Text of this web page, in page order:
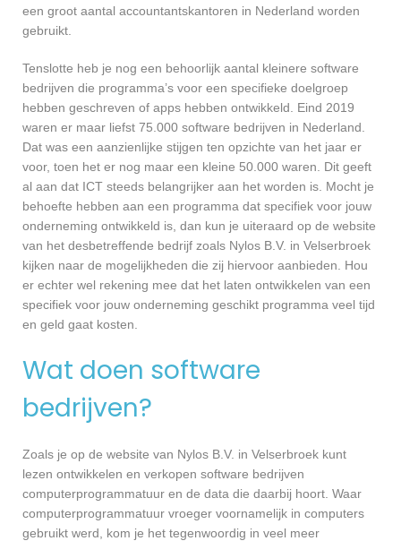
een groot aantal accountantskantoren in Nederland worden
gebruikt.
Tenslotte heb je nog een behoorlijk aantal kleinere software
bedrijven die programma’s voor een specifieke doelgroep
hebben geschreven of apps hebben ontwikkeld. Eind 2019
waren er maar liefst 75.000 software bedrijven in Nederland.
Dat was een aanzienlijke stijgen ten opzichte van het jaar er
voor, toen het er nog maar een kleine 50.000 waren. Dit geeft
al aan dat ICT steeds belangrijker aan het worden is. Mocht je
behoefte hebben aan een programma dat specifiek voor jouw
onderneming ontwikkeld is, dan kun je uiteraard op de website
van het desbetreffende bedrijf zoals Nylos B.V. in Velserbroek
kijken naar de mogelijkheden die zij hiervoor aanbieden. Hou
er echter wel rekening mee dat het laten ontwikkelen van een
specifiek voor jouw onderneming geschikt programma veel tijd
en geld gaat kosten.
Wat doen software
bedrijven?
Zoals je op de website van Nylos B.V. in Velserbroek kunt
lezen ontwikkelen en verkopen software bedrijven
computerprogrammatuur en de data die daarbij hoort. Waar
computerprogrammatuur vroeger voornamelijk in computers
gebruikt werd, kom je het tegenwoordig in veel meer